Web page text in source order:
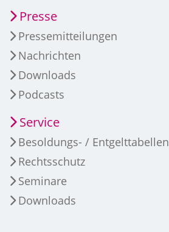
Presse
Pressemitteilungen
Nachrichten
Downloads
Podcasts
Service
Besoldungs- / Entgelttabellen
Rechtsschutz
Seminare
Downloads